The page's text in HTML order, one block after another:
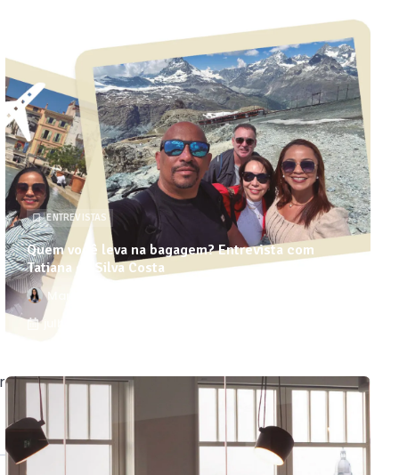
ENTREVISTAS
Quem você leva na bagagem? Entrevista com
Tatiana da Silva Costa
Marina Oliveira Lopes Coelho